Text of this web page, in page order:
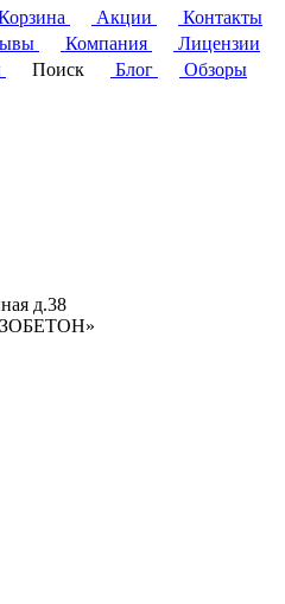
Акции
Контакты
Компания
Лицензии
Поиск Блог
Обзоры
д.38